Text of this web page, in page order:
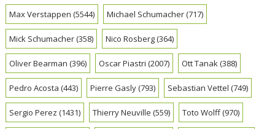
Max Verstappen (5544) Michael Schumacher(717)
Mick Schumacher(358) Nico Rosberg(364)
Oliver Bearman (396) Oscar Piastri (2007) Ott Tanak(388)
Pedro Acosta (443) Pierre Gasly(793) Sebastian Vettel (749)
Sergio Perez (1431) Thierry Neuville (559) Toto Wolff(970)